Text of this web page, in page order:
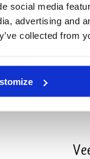
social media
advertising and
collected from